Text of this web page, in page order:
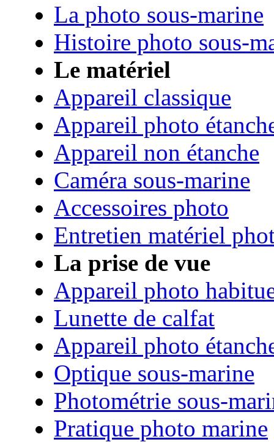
La photo sous-marine
Histoire photo sous-
Le matériel
Appareil classique
Appareil photo
Appareil non étanche
Caméra sous-marine
Accessoires photo
Entretien matériel
La prise de vue
Appareil photo
Lunette de calfat
Appareil photo
Optique sous-marine
Photométrie sous-
Pratique photo marine